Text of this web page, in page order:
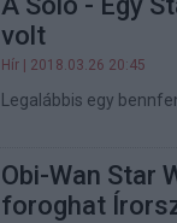
volt
Hír | 2018.03.26 20:45
Legalábbis egy
Obi-Wan Star
foroghat